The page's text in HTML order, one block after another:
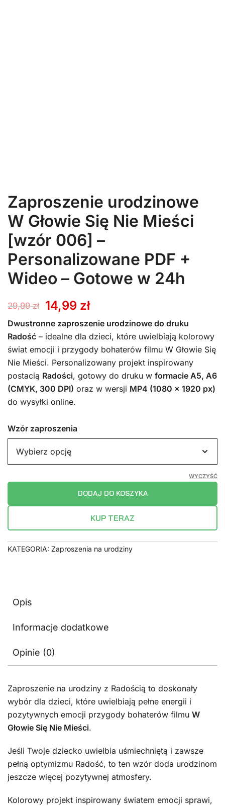
Zaproszenie urodzinowe
W Głowie Się Nie Mieści
[wzór 006] –
Personalizowane PDF +
Wideo – Gotowe w 24h
29,99zł
Pierwotna
cena
wynosiła:
29,99 zł.
14,99 złAktualna
cena
wynosi:
14,99 zł.
Dwustronne zaproszenie urodzinowe do druku
Radość – idealne dla dzieci, które uwielbiają kolorowy
świat emocji i przygody bohaterów filmu W Głowie Się
Nie Mieści. Personalizowany projekt inspirowany
postacią Radości, gotowy do druku w formacie A5, A6
(CMYK, 300 DPI) oraz w wersji MP4 (1080 x 1920 px)
do wysyłki online.
Wzór zaproszenia
WYCZYŚĆ
DODAJ DO KOSZYKA
KUP TERAZ
KATEGORIA: Zaproszenia na urodziny
Opis
Informacje dodatkowe
Opinie (0)
Zaproszenie na urodziny z Radością to doskonały
wybór dla dzieci, które uwielbiają pełne energii i
pozytywnych emocji przygody bohaterów filmu W
Głowie Się Nie Mieści.
Jeśli Twoje dziecko uwielbia uśmiechniętą i zawsze
pełną optymizmu Radość, to ten wzór doda urodzinom
jeszcze więcej pozytywnej atmosfery.
Kolorowy projekt inspirowany światem emocji sprawi,